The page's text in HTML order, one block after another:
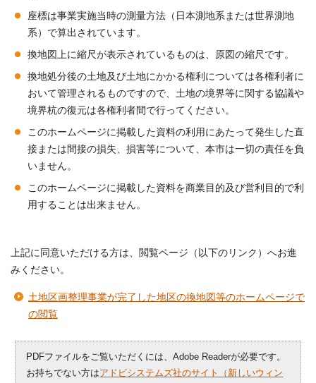
座標は事業実施当時の測量方法（日本測地系または世界測地
系）で算出されています。
換地図上に縮尺が表示されているものは、原図の縮尺です。
換地処分後の土地及び土地にかかる権利については各権利者に
おいて管理されるものですので、土地の境界等に関する協議や
境界杭の復元は各権利者間で行ってください。
このホームページに掲載した資料の利用にあたって発生した直
接または間接の損失、損害等について、本市は一切の責任を負
いません。
このホームページに掲載した資料を商業目的及び営利目的で利
用することは出来ません。
上記に同意いただける方は、閲覧ページ（以下のリンク）へお進
みください。
土地区画整理事業が完了した地区の換地図等のホームページで
の閲覧
PDFファイルをご覧いただくには、Adobe Readerが必要です。
お持ちでない方はアドビシステムズ社のサイト（新しいウィン